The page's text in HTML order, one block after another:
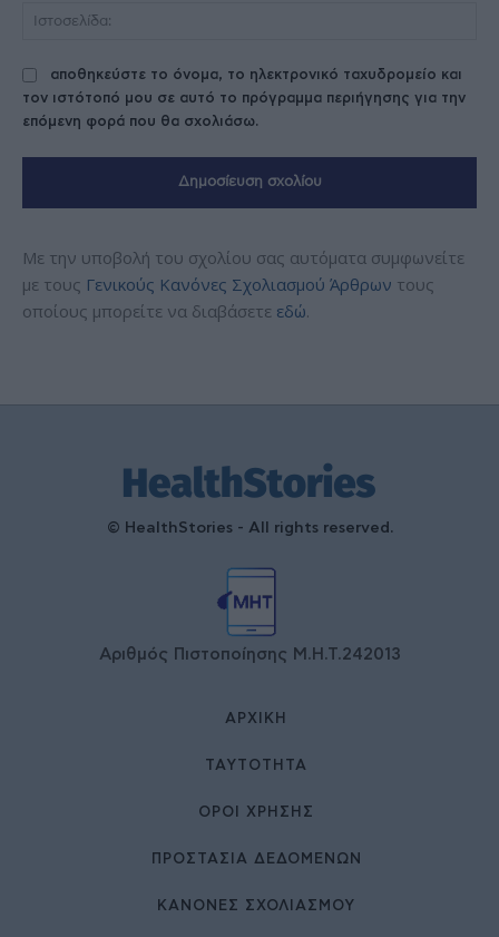
αποθηκεύστε το όνομα, το ηλεκτρονικό ταχυδρομείο και
τον ιστότοπό μου σε αυτό το πρόγραμμα περιήγησης για την
επόμενη φορά που θα σχολιάσω.
Με την υποβολή του σχολίου σας αυτόματα συμφωνείτε
με τους Γενικούς Κανόνες Σχολιασμού Άρθρων τους
οποίους μπορείτε να διαβάσετε εδώ.
© HealthStories - All rights reserved.
Αριθμός Πιστοποίησης Μ.Η.Τ.242013
ΑΡΧΙΚΉ
ΤΑΥΤΌΤΗΤΑ
ΌΡΟΙ ΧΡΉΣΗΣ
ΠΡΟΣΤΑΣΙΑ ΔΕΔΟΜΕΝΩΝ
ΚΑΝΟΝΕΣ ΣΧΟΛΙΑΣΜΟΥ